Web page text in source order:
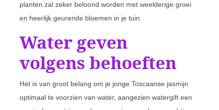
planten zal zeker beloond worden met weelderige groei
en heerlijk geurende bloemen in je tuin.
Water geven
volgens behoeften
Het is van groot belang om je jonge Toscaanse jasmijn
optimaal te voorzien van water, aangezien watergift een